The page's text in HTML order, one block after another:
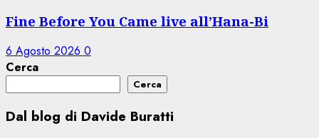
Fine Before You Came live all’Hana-Bi
6 Agosto 2026 0
Cerca
Cerca
Dal blog di Davide Buratti